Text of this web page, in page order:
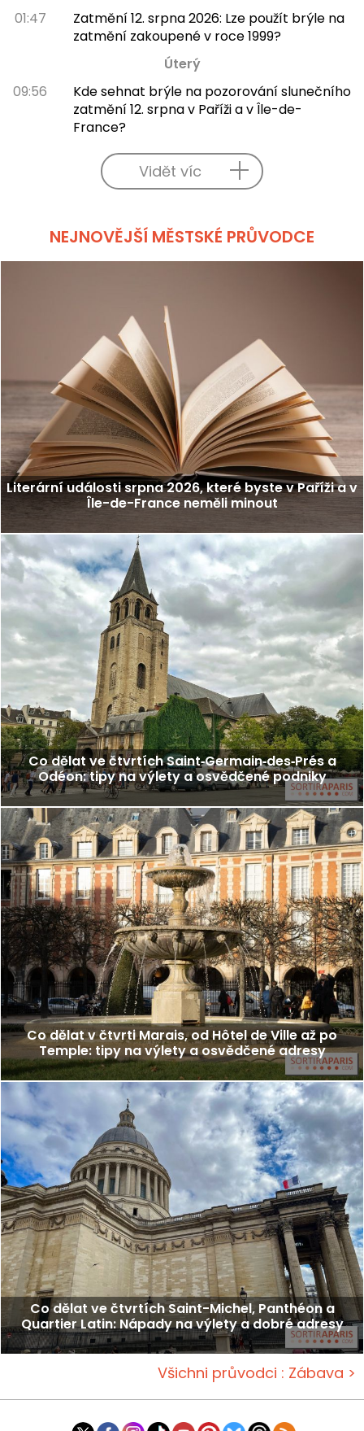
01:47
Zatmění 12. srpna 2026: Lze použít brýle na
zatmění zakoupené v roce 1999?
Úterý
09:56
Kde sehnat brýle na pozorování slunečního
zatmění 12. srpna v Paříži a v Île-de-
France?
Vidět víc
NEJNOVĚJŠÍ MĚSTSKÉ PRŮVODCE
Literární události srpna 2026, které byste v Paříži a v
Île-de-France neměli minout
Co dělat ve čtvrtích Saint‑Germain‑des‑Prés a
Odéon: tipy na výlety a osvědčené podniky
Co dělat v čtvrti Marais, od Hôtel de Ville až po
Temple: tipy na výlety a osvědčené adresy
Co dělat ve čtvrtích Saint-Michel, Panthéon a
Quartier Latin: Nápady na výlety a dobré adresy
Všichni průvodci : Zábava >